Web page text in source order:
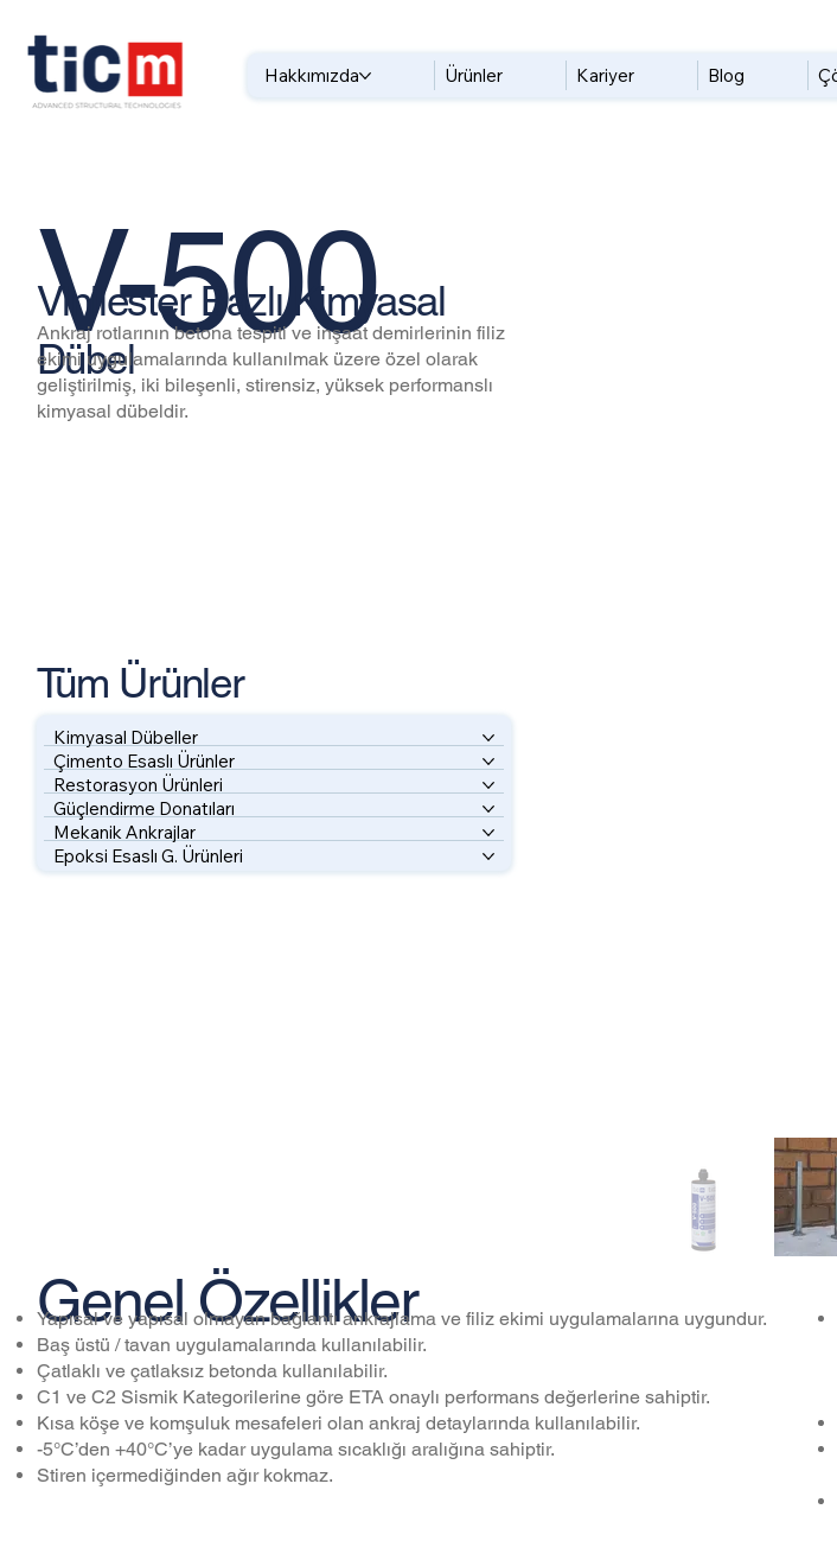
Hakkımızda Ürünler Kariyer Blog
V-500
Vinilester Bazlı Kimyasal
Dübel
Ankraj rotlarının betona tespiti ve inşaat demirlerinin filiz
ekimi uygulamalarında kullanılmak üzere özel olarak
geliştirilmiş, iki bileşenli, stirensiz, yüksek performanslı
kimyasal dübeldir.
Tüm Ürünler
Kimyasal Dübeller
Çimento Esaslı Ürünler
Restorasyon Ürünleri
Güçlendirme Donatıları
Mekanik Ankrajlar
Epoksi Esaslı G. Ürünleri
Genel Özellikler
Yapısal ve yapısal olmayan bağlantı ankrajlama ve filiz ekimi uygulamalarına uygundur.
Baş üstü / tavan uygulamalarında kullanılabilir.
Çatlaklı ve çatlaksız betonda kullanılabilir.
C1 ve C2 Sismik Kategorilerine göre ETA onaylı performans değerlerine sahiptir.
Kısa köşe ve komşuluk mesafeleri olan ankraj detaylarında kullanılabilir.
-5°C’den +40°C’ye kadar uygulama sıcaklığı aralığına sahiptir.
Stiren içermediğinden ağır kokmaz.